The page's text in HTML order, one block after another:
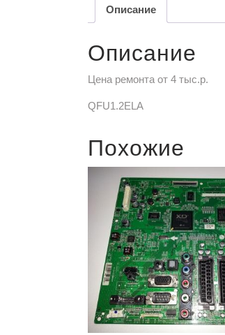
Описание
Описание
Цена ремонта от 4 тыс.р.
QFU1.2ELA
Похожие